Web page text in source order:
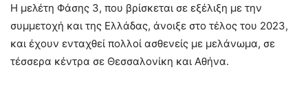
Η μελέτη Φάσης 3, που βρίσκεται σε εξέλιξη με την
συμμετοχή και της Ελλάδας, άνοιξε στο τέλος του 2023,
και έχουν ενταχθεί πολλοί ασθενείς με μελάνωμα, σε
τέσσερα κέντρα σε Θεσσαλονίκη και Αθήνα.